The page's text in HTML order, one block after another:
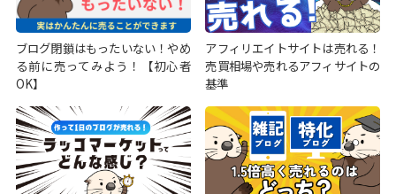
ブログ閉鎖はもったいない！やめ
る前に売ってみよう！【初心者
OK】
アフィリエイトサイトは売れる！
売買相場や売れるアフィサイトの
基準